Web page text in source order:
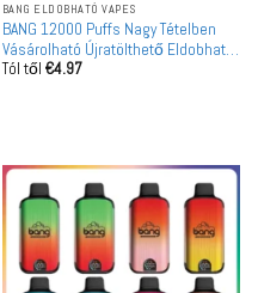
BANG ELDOBHATÓ VAPES
BANG 12000 Puffs Nagy Tételben
Vásárolható Újratölthető Eldobható
Vape Nagykereskedelem
Tól től €4.97